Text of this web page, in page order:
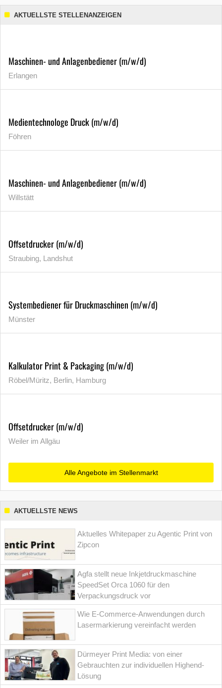
AKTUELLSTE STELLENANZEIGEN
Maschinen- und Anlagenbediener (m/w/d)
Erlangen
Medientechnologe Druck (m/w/d)
Föhren
Maschinen- und Anlagenbediener (m/w/d)
Willstätt
Offsetdrucker (m/w/d)
Straubing, Landshut
Systembediener für Druckmaschinen (m/w/d)
Münster
Kalkulator Print & Packaging (m/w/d)
Röbel/Müritz, Berlin, Hamburg
Offsetdrucker (m/w/d)
Weiler im Allgäu
Alle Angebote im Stellenmarkt
AKTUELLSTE NEWS
Aktuelles Whitepaper zu Agentic Print von
Zipcon
Agfa stellt neue Inkjetdruckmaschine
SpeedSet Orca 1060 für den
Verpackungsdruck vor
Wie E-Commerce-Anwendungen durch
Lasermarkierung vereinfacht werden
Dürmeyer Print Media: von einer
Gebrauchten zur individuellen Highend-
Lösung